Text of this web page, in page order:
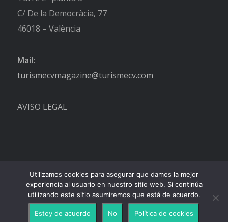
C/ De la Democràcia, 77
46018 – València
Mail:
turismecvmagazine@turismecv.com
AVISO LEGAL
Enfold Theme by Kriesi
Utilizamos cookies para asegurar que damos la mejor
experiencia al usuario en nuestro sitio web. Si continúa
utilizando este sitio asumiremos que está de acuerdo.
Estoy de acuerdo No Política de cookies